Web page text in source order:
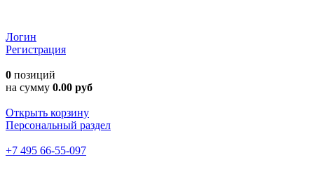
Логин
Регистрация
0 позиций
на сумму 0.00 руб
Открыть корзину
Персональный раздел
+7 495 66-55-097